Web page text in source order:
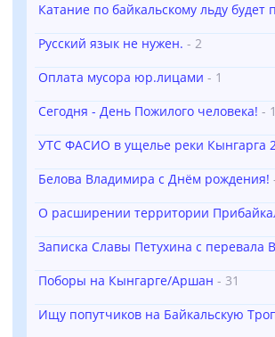
Катание по байкальскому льду будет
Русский язык не нужен. - 2
Оплата мусора юр.лицами - 1
Сегодня - День Пожилого человека! -
УТС ФАСИО в ущелье реки Кынгарга
Белова Владимира с Днём рождения!
О расширении территории
Записка Славы Петухина с перевала
Поборы на Кынгарге/Аршан - 31
Ищу попутчиков на Байкальскую